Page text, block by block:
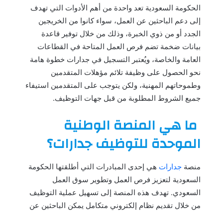
الحكومة السعودية تعد واحدة من أهم الأدوات التي تهدف
إلى دعم الباحثين عن العمل، سواء كانوا من الخريجين
الجدد أو من ذوي الخبرة، وذلك من خلال توفير قاعدة
بيانات ضخمة تضم فرص العمل المتاحة في القطاعات
العامة والخاصة، ويُعتبر التسجيل في جدارات خطوة هامة
نحو الحصول على وظيفة تلائم مؤهلات المتقدمين
وطموحاتهم المهنية، ولكن يتوجب على المتقدمين استيفاء
جميع الشروط المطلوبة من قبل جهات التوظيف.
ما هي المنصة الوطنية
الموحدة للتوظيف جدارات؟
منصة جدارات هي إحدى المبادرات التي أطلقتها الحكومة
السعودية لتعزيز فرص العمل وتطوير سوق العمل
السعودي. تهدف هذه المنصة إلى تسهيل عملية التوظيف
من خلال تقديم نظام إلكتروني متكامل يمكن الباحثين عن